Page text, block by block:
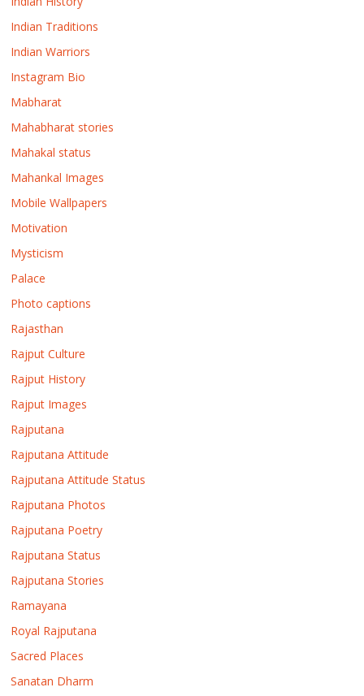
Indian Traditions
Indian Warriors
Instagram Bio
Mabharat
Mahabharat stories
Mahakal status
Mahankal Images
Mobile Wallpapers
Motivation
Mysticism
Palace
Photo captions
Rajasthan
Rajput Culture
Rajput History
Rajput Images
Rajputana
Rajputana Attitude
Rajputana Attitude Status
Rajputana Photos
Rajputana Poetry
Rajputana Status
Rajputana Stories
Ramayana
Royal Rajputana
Sacred Places
Sanatan Dharm